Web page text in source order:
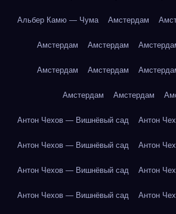
Альбер Камю — Чума Амстердам
Амстердам Амстердам
Амстердам Амстердам
Амстердам Амстердам
Антон Чехов — Вишнёвый сад Антон
Антон Чехов — Вишнёвый сад Антон
Антон Чехов — Вишнёвый сад Антон
Антон Чехов — Вишнёвый сад Антон